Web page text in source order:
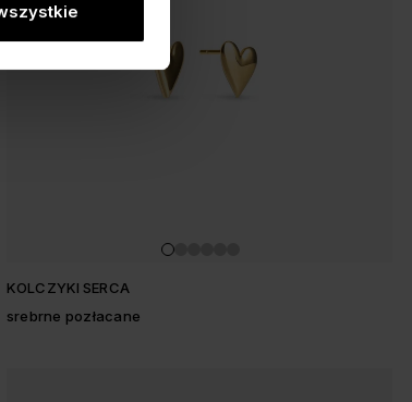
KOLCZYKI SERCA
srebrne pozłacane